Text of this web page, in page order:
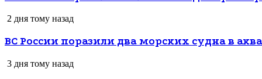
2 дня тому назад
ВС России поразили два морских судна в
3 дня тому назад